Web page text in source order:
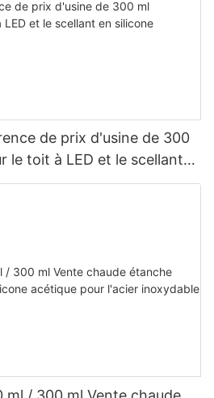
de prix d'usine de 300
le toit à LED et le scellant
de gouttière